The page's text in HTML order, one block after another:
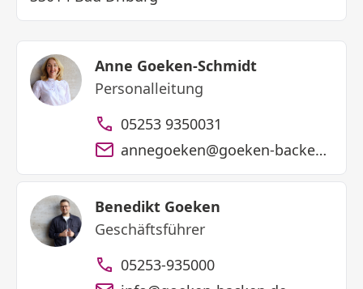
Anne Goeken-Schmidt
Personalleitung
05253 9350031
annegoeken@goeken-backen.de
Benedikt Goeken
Geschäftsführer
05253-935000